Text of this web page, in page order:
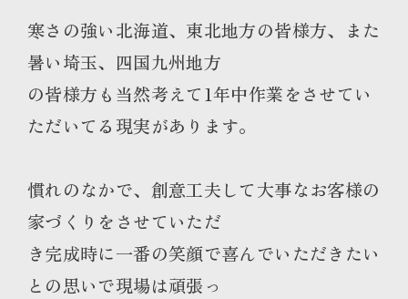
寒さの強い北海道、東北地方の皆様方、また
暑い埼玉、四国九州地方
の皆様方も当然考えて1年中作業をさせてい
ただいてる現実があります。
慣れのなかで、創意工夫して大事なお客様の
家づくりをさせていただ
き完成時に一番の笑顔で喜んでいただきたい
との思いで現場は頑張っ